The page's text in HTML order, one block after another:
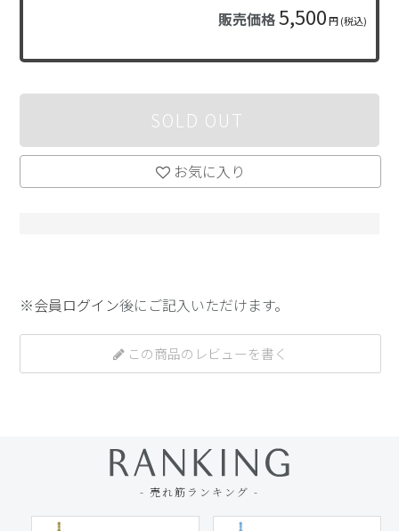
販売価格5,500円 (税込)
SOLD OUT
お気に入り
※会員ログイン後にご記入いただけます。
この商品のレビューを書く
- 売れ筋ランキング -